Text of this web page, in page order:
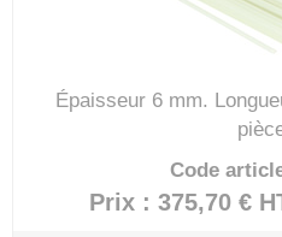
Épaisseur 6 mm.
Code
Prix : 375,70 €